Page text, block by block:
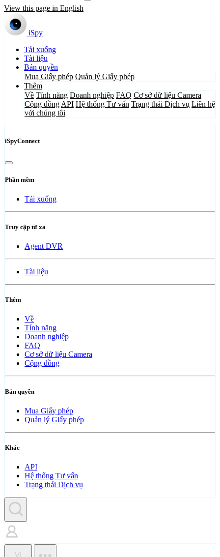
View this page in English
iSpy
Tải xuống
Tài liệu
Bản quyền
Mua Giấy phép Quản lý Giấy phép
Thêm
Về Tính năng Doanh nghiệp FAQ Cơ sở dữ liệu Camera
Cộng đồng API Hệ thống Tư vấn Trạng thái Dịch vụ Liên hệ
với chúng tôi
iSpyConnect
Phần mềm
Tải xuống
Truy cập từ xa
Agent DVR
Tài liệu
Thêm
Về
Tính năng
Doanh nghiệp
FAQ
Cơ sở dữ liệu Camera
Cộng đồng
Bản quyền
Mua Giấy phép
Quản lý Giấy phép
Khác
API
Hệ thống Tư vấn
Trạng thái Dịch vụ
VI